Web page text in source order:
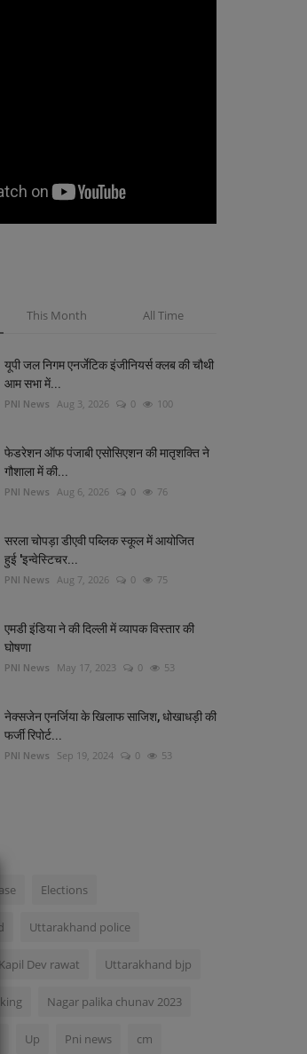
This Month All Time
यूपी जल निगम एनर्जेटिक इंजीनियर्स क्लब की चौथी
आम सभा में...
PNI News Aug 3, 2026 0 100
फेडरेशन ऑफ पंजाबी एसोसिएशन की मातृशक्ति ने
गौशाला में की...
PNI News Aug 6, 2026 0 76
सरला चोपड़ा डीएवी पब्लिक स्कूल में आयोजित
हुई 'इन्वेस्टिचर...
PNI News Aug 7, 2026 0 75
एमडी इंडिया ने की दिल्‍ली में व्‍यापक विस्‍तार की
घोषणा
PNI News May 17, 2023 0 53
नेक्सजेन एनर्जिया के खिलाफ साजिश, धोखाधड़ी की
फर्जी रिपोर्ट...
PNI News Sep 19, 2024 0 53
Elections
Uttarakhand police
Kapil Dev rawat Uttarakhand bjp
Nagar palika chunav 2023
Up Pni news cm